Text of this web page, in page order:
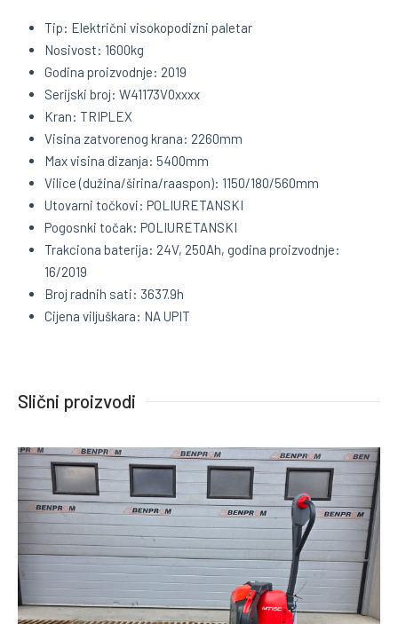
Tip: Električni visokopodizni paletar
Nosivost: 1600kg
Godina proizvodnje: 2019
Serijski broj: W41173V0xxxx
Kran: TRIPLEX
Visina zatvorenog krana: 2260mm
Max visina dizanja: 5400mm
Vilice (dužina/širina/raaspon): 1150/180/560mm
Utovarni točkovi: POLIURETANSKI
Pogosnki točak: POLIURETANSKI
Trakciona baterija: 24V, 250Ah, godina proizvodnje:
16/2019
Broj radnih sati: 3637.9h
Cijena viljuškara: NA UPIT
Slični proizvodi